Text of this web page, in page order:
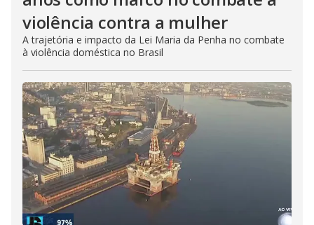
violência contra a mulher
A trajetória e impacto da Lei Maria da Penha no combate
à violência doméstica no Brasil